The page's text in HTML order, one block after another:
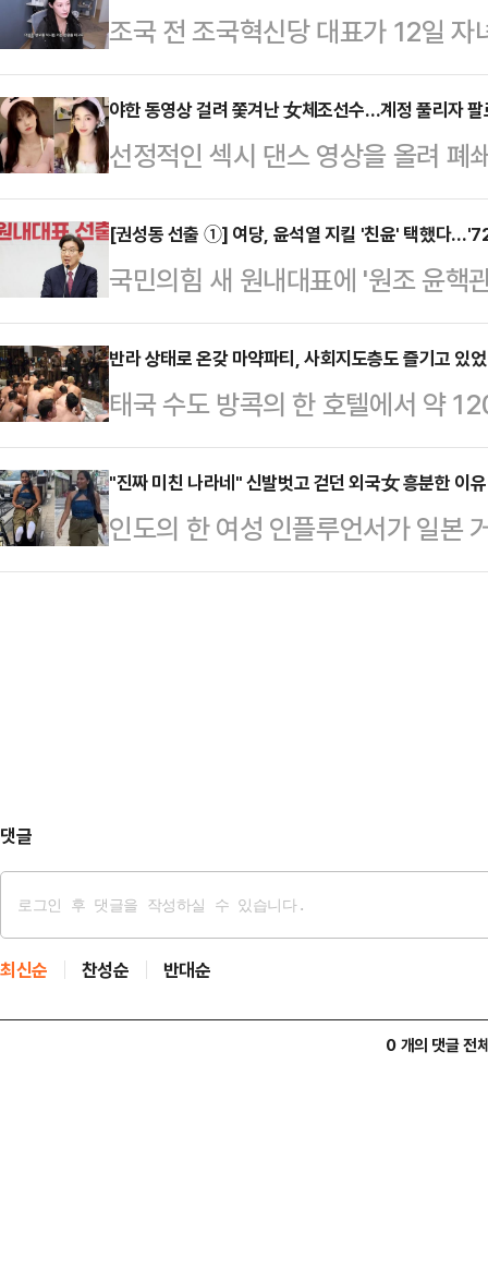
조국 전 조국혁신당 대표가 12일
징역 2년을 확정받은 가운데 일부
서비스(SNS)에 악성 댓글을 남기
엄상필 대법관)는 이날 오전 뇌물
에 징역 2년을 선고한 원심판결을
이에 따라 조 전 대표는 의원직을
옥바라지 잘해라", "아버지 영치금
"부…
야한 동영상 걸려 쫓겨난 女체조선수…계정 풀리자
선정적인 섹시 댄스 영상을 올려 폐
(SNS) 계정이 복원된 지 단 하루
(현지 시각) 홍콩 사우스차이나모
선수권 대회에 중국 체조대표팀 자
승한 전적이 있는 우 리우팡(30)
다.그는 2012년 올림픽 선발전에
전할 수 없게 됐다. 이후 갑작스럽
후 우는 2…
[권성동 선출 ①] 여당, 윤석열 지킬 '친윤' 택했다
국민의힘 새 원내대표에 '원조 윤핵
석열)'이 원내의 중심으로 재등판했
데에는 한동훈 국민의힘 대표를 향
이 나온다. 이로써 친윤이 다시 원
칫 당과 민심의 괴리가 커질 수 있
국회에서 열린 국민의힘 의원총회
됐다. 상대 후보였던 김태호 의원
친한(친한…
반라 상태로 온갖 마약파티, 사회지도층도 즐기고 있
태국 수도 방콕의 한 호텔에서 약
발됐다.10일(현지 시각) AFP통신
도심의 수쿰윗 지역에 위치한 한 호
124명을 체포했다고 밝혔다.체포
동성애자로 조사됐다. 외국인 5명
"진짜 미친 나라네" 신발벗고 걷던 외국女 흥분한 이유
인도의 한 여성 인플루언서가 일본
벗고 걸었다.28일(현지시간) 홍콩
댓글
최신순 찬성순 반대순
0 개의 댓글 전